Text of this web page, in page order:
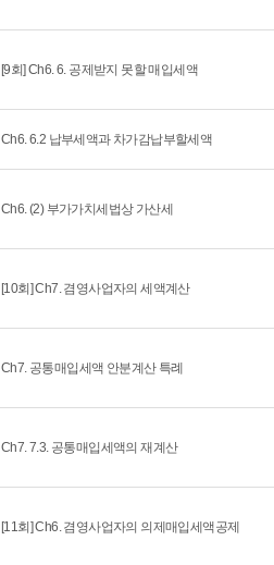
[9회] Ch6. 6. 공제받지 못할 매입세액
Ch6. 6.2 납부세액과 차가감납부할세액
Ch6. (2) 부가가치세법상 가산세
[10회] Ch7. 겸영사업자의 세액계산
Ch7. 공통매입세액 안분계산 특례
Ch7. 7.3. 공통매입세액의 재계산
[11회] Ch6. 겸영사업자의 의제매입세액공제